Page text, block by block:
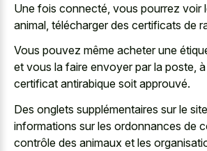
Une fois connecté, vous pourrez voir
animal, télécharger des certificats de
Vous pouvez même acheter une
et vous la faire envoyer par la poste,
certificat antirabique soit approuvé.
Des onglets supplémentaires sur le
informations sur les ordonnances de
contrôle des animaux et les